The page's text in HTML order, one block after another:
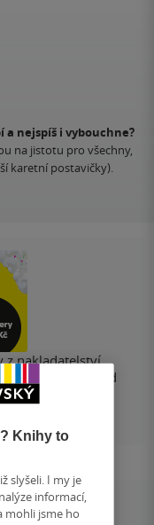
nejspíš i vybouchne?
na jistotu pro všechny,
karetní postavičky).
z nakladatelství
za ceny od
Knihy to
slyšeli. I my je
informací,
mohli jsme ho